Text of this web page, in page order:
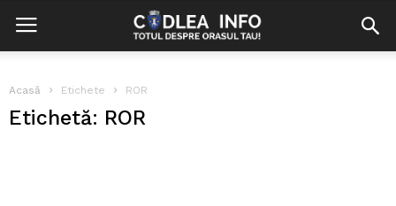
Acasă Etichete ROR
Etichetă: ROR